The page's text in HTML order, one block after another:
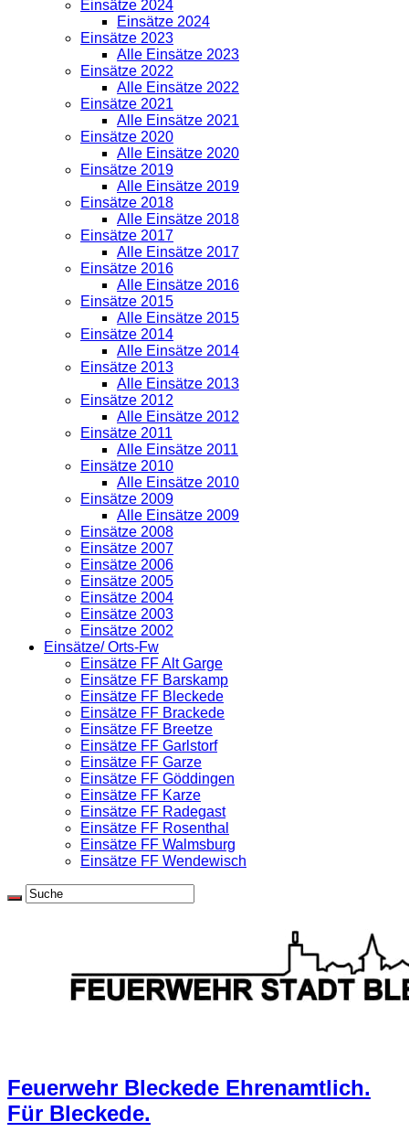
Einsätze 2024
Einsätze 2024
Einsätze 2023
Alle Einsätze 2023
Einsätze 2022
Alle Einsätze 2022
Einsätze 2021
Alle Einsätze 2021
Einsätze 2020
Alle Einsätze 2020
Einsätze 2019
Alle Einsätze 2019
Einsätze 2018
Alle Einsätze 2018
Einsätze 2017
Alle Einsätze 2017
Einsätze 2016
Alle Einsätze 2016
Einsätze 2015
Alle Einsätze 2015
Einsätze 2014
Alle Einsätze 2014
Einsätze 2013
Alle Einsätze 2013
Einsätze 2012
Alle Einsätze 2012
Einsätze 2011
Alle Einsätze 2011
Einsätze 2010
Alle Einsätze 2010
Einsätze 2009
Alle Einsätze 2009
Einsätze 2008
Einsätze 2007
Einsätze 2006
Einsätze 2005
Einsätze 2004
Einsätze 2003
Einsätze 2002
Einsätze/ Orts-Fw
Einsätze FF Alt Garge
Einsätze FF Barskamp
Einsätze FF Bleckede
Einsätze FF Brackede
Einsätze FF Breetze
Einsätze FF Garlstorf
Einsätze FF Garze
Einsätze FF Göddingen
Einsätze FF Karze
Einsätze FF Radegast
Einsätze FF Rosenthal
Einsätze FF Walmsburg
Einsätze FF Wendewisch
Feuerwehr Bleckede Ehrenamtlich.
Für Bleckede.